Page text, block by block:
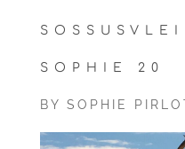
SOPHIE 20
BY SOPHIE